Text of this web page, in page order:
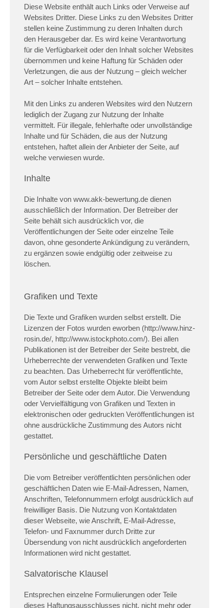
Diese Website enthält auch Links oder Verweise auf
Websites Dritter. Diese Links zu den Websites Dritter
stellen keine Zustimmung zu deren Inhalten durch
den Herausgeber dar. Es wird keine Verantwortung
für die Verfügbarkeit oder den Inhalt solcher Websites
übernommen und keine Haftung für Schäden oder
Verletzungen, die aus der Nutzung – gleich welcher
Art – solcher Inhalte entstehen.
Mit den Links zu anderen Websites wird den Nutzern
lediglich der Zugang zur Nutzung der Inhalte
vermittelt. Für illegale, fehlerhafte oder unvollständige
Inhalte und für Schäden, die aus der Nutzung
entstehen, haftet allein der Anbieter der Seite, auf
welche verwiesen wurde.
Inhalte
Die Inhalte von www.akk-bewertung.de dienen
ausschließlich der Information. Der Betreiber der
Seite behält sich ausdrücklich vor, die
Veröffentlichungen der Seite oder einzelne Teile
davon, ohne gesonderte Ankündigung zu verändern,
zu ergänzen sowie endgültig oder zeitweise zu
löschen.
Grafiken und Texte
Die Texte und Grafiken wurden selbst erstellt. Die
Lizenzen der Fotos wurden eworben (http://www.hinz-
rosin.de/, http://www.istockphoto.com/). Bei allen
Publikationen ist der Betreiber der Seite bestrebt, die
Urheberrechte der verwendeten Grafiken und Texte
zu beachten. Das Urheberrecht für veröffentlichte,
vom Autor selbst erstellte Objekte bleibt beim
Betreiber der Seite oder dem Autor. Die Verwendung
oder Vervielfältigung von Grafiken und Texten in
elektronischen oder gedruckten Veröffentlichungen ist
ohne ausdrückliche Zustimmung des Autors nicht
gestattet.
Persönliche und geschäftliche Daten
Die vom Betreiber veröffentlichten persönlichen oder
geschäftlichen Daten wie E-Mail-Adressen, Namen,
Anschriften, Telefonnummern erfolgt ausdrücklich auf
freiwilliger Basis. Die Nutzung von Kontaktdaten
dieser Webseite, wie Anschrift, E-Mail-Adresse,
Telefon- und Faxnummer durch Dritte zur
Übersendung von nicht ausdrücklich angeforderten
Informationen wird nicht gestattet.
Salvatorische Klausel
Entsprechen einzelne Formulierungen oder Teile
dieses Haftungsausschlusses nicht, nicht mehr oder